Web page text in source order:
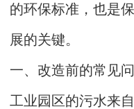
的环保标准，也是
展的关键。
一、改造前的常见
工业园区的污水来